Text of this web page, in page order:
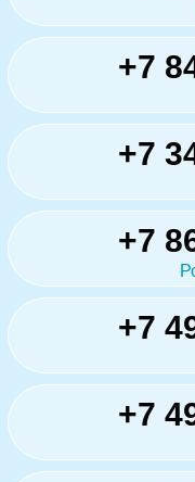
+7
+7
+7
+7
+7